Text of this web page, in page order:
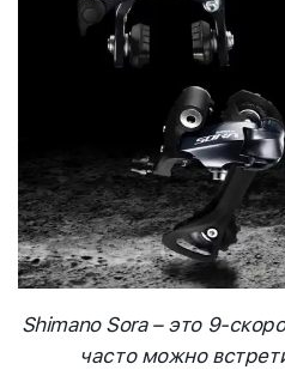
Shimano Sora – это 9-
часто можно